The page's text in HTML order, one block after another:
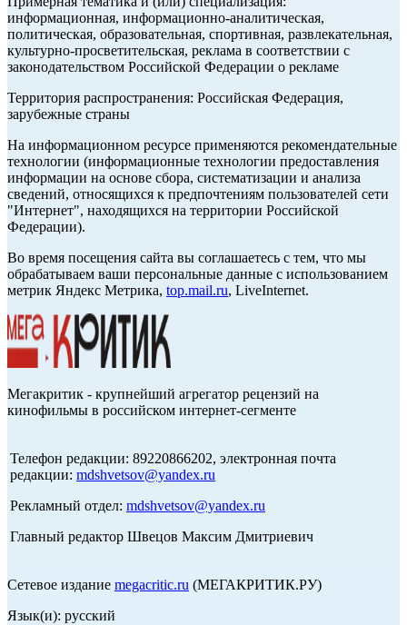
информационная, информационно-аналитическая,
политическая, образовательная, спортивная, развлекательная,
культурно-просветительская, реклама в соответствии с
законодательством Российской Федерации о рекламе
Территория распространения: Российская Федерация,
зарубежные страны
На информационном ресурсе применяются рекомендательные
технологии (информационные технологии предоставления
информации на основе сбора, систематизации и анализа
сведений, относящихся к предпочтениям пользователей сети
"Интернет", находящихся на территории Российской
Федерации).
Во время посещения сайта вы соглашаетесь с тем, что мы
обрабатываем ваши персональные данные с использованием
метрик Яндекс Метрика, top.mail.ru, LiveInternet.
Мегакритик - крупнейший агрегатор рецензий на
кинофильмы в российском интернет-сегменте
Телефон редакции: 89220866202, электронная почта
редакции: mdshvetsov@yandex.ru
Рекламный отдел: mdshvetsov@yandex.ru
Главный редактор Швецов Максим Дмитриевич
Сетевое издание megacritic.ru (МЕГАКРИТИК.РУ)
Язык(и): русский